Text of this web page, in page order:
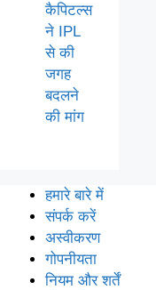
कैपिटल्स
ने IPL
से की
जगह
बदलने
की मांग
हमारे बारे में
संपर्क करें
अस्वीकरण
गोपनीयता
नियम और शर्तें